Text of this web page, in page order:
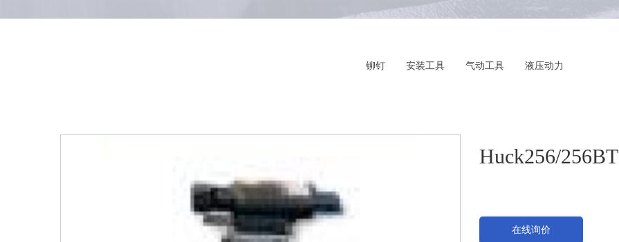
铆钉 安装工具 气动工具 液压动力
Huck256/256BT
在线询价